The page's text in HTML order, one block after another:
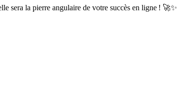
sera la pierre angulaire de votre succès en ligne ! 🚀✨